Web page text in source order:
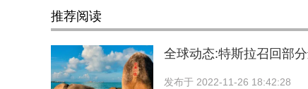
推荐阅读
全球动态:特斯拉召回部
发布于 2022-11-26 18:42:28